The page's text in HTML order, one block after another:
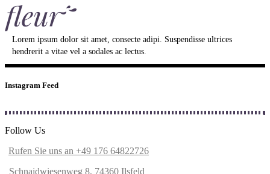
Lorem ipsum dolor sit amet, consecte adipi. Suspendisse ultrices
hendrerit a vitae vel a sodales ac lectus.
Instagram Feed
Follow Us
Rufen Sie uns an +49 176 64822726
Schnaidwiesenweg 8, 74360 Ilsfeld